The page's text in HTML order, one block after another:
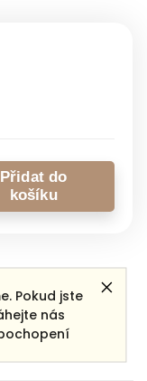
Pokud jste
nás
Přidat do
košíku